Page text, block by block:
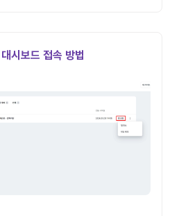
시보드 접속 방법